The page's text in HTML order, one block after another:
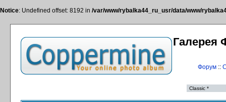
Notice: Undefined offset: 8192 in /var/www/rybalka44_ru_usr/data/www/
Галерея
Форум::